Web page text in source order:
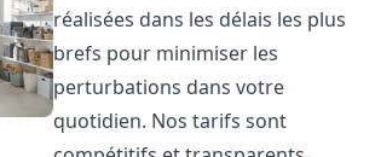
réalisées dans les délais les plus
brefs pour minimiser les
perturbations dans votre
quotidien. Nos tarifs sont